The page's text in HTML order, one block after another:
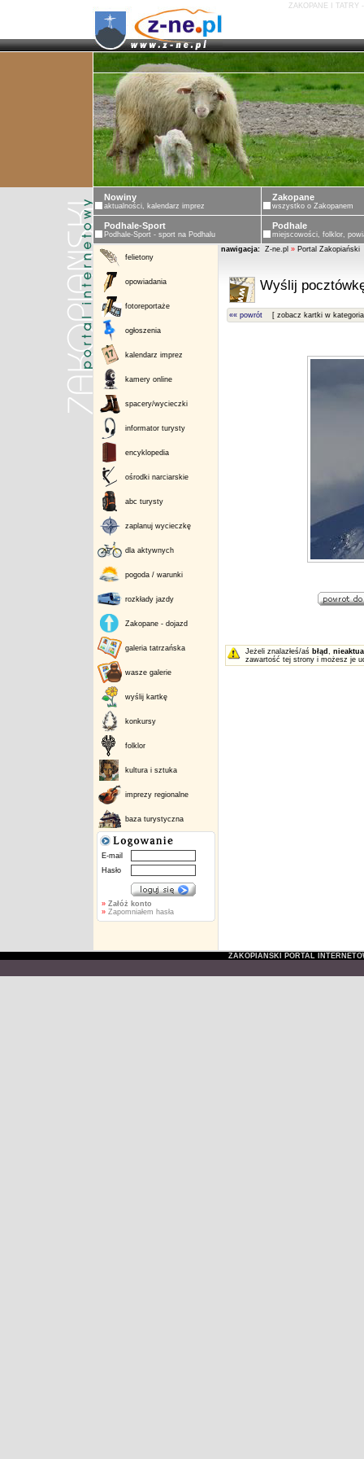
ZAKOPANE I TATRY
Nowiny
aktualności, kalendarz imprez
Zakopane
wszystko o Zakopanem
Podhale-Sport
Podhale-Sport - sport na Podhalu
Podhale
miejscowości, folklor,
felietony
opowiadania
fotoreportaże
ogłoszenia
kalendarz imprez
kamery online
spacery/wycieczki
informator turysty
encyklopedia
ośrodki narciarskie
abc turysty
zaplanuj wycieczkę
dla aktywnych
pogoda / warunki
rozkłady jazdy
Zakopane - dojazd
galeria tatrzańska
wasze galerie
wyślij kartkę
konkursy
folklor
kultura i sztuka
imprezy regionalne
baza turystyczna
E-mail
Hasło
» Załóż konto
»Zapomniałem hasła
nawigacja: Z-ne.pl » Portal Zakopiański
Wyślij
«« powrót [ zobacz kartki w
Jeżeli znalazłeś/aś błąd ,
zawartość tej strony i możesz je
ZAKOPIAŃSKI PORTAL